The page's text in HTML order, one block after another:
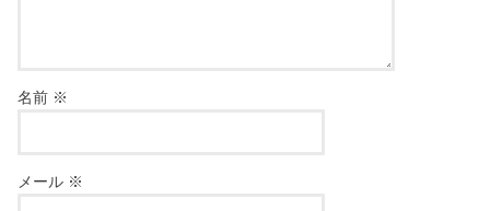
名前 ※
メール ※